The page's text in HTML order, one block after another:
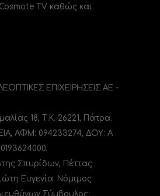
TV καθώς και
ΕΠΙΧΕΙΡΗΣΕΙΣ ΑΕ -
18, Τ.Κ. 26221, Πάτρα.
ΑΦΜ: 094233274, ΔΟΥ: A
Σπυρίδων, Πέττας
Ευγενία. Νόμιμος
Σύμβουλος: